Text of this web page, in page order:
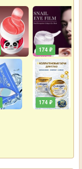
174 ₽
174 ₽